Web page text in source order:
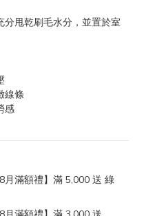
分甩乾刷毛水分，並置於室
線條
感
月滿額禮】滿 5,000 送 綠